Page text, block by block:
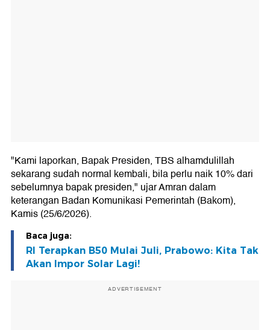
"Kami laporkan, Bapak Presiden, TBS alhamdulillah
sekarang sudah normal kembali, bila perlu naik 10% dari
sebelumnya bapak presiden," ujar Amran dalam
keterangan Badan Komunikasi Pemerintah (Bakom),
Kamis (25/6/2026).
Baca juga:
RI Terapkan B50 Mulai Juli, Prabowo: Kita Tak
Akan Impor Solar Lagi!
ADVERTISEMENT